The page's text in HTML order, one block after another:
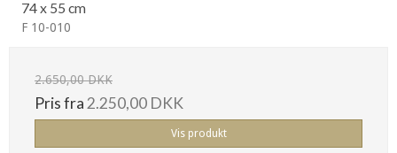
74 x 55 cm
F 10-010
2.650,00 DKK
Pris fra 2.250,00 DKK
Vis produkt